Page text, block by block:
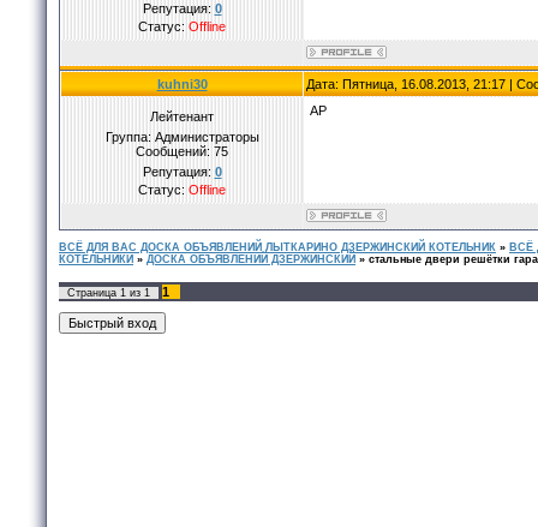
Репутация: 0
Статус: Offline
kuhni30 Дата: Пятница, 16.08.2013, 21:17 |
Лейтенант
Группа: Администраторы
Сообщений: 75
Репутация: 0
Статус: Offline
АР
ВСЁ ДЛЯ ВАС ДОСКА ОБЪЯВЛЕНИЙ ЛЫТКАРИНО ДЗЕРЖИНСКИЙ КОТЕЛЬНИК » ВСЁ
КОТЕЛЬНИКИ » ДОСКА ОБЪЯВЛЕНИЙ ДЗЕРЖИНСКИЙ » стальные двери решётки
Страница 1 из 1 1